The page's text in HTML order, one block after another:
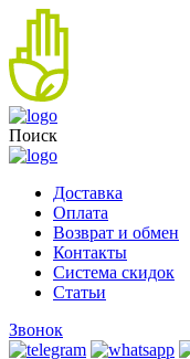
Поиск
Доставка
Оплата
Возврат и обмен
Контакты
Система скидок
Статьи
Звонок